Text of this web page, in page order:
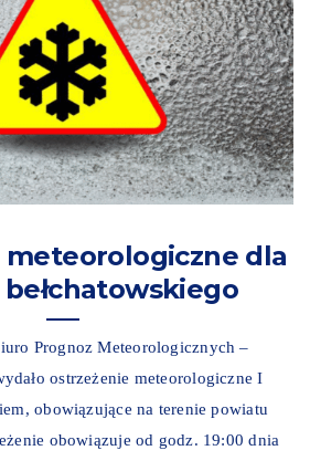
meteorologiczne dla
Prognoz Meteorologicznych –
ostrzeżenie meteorologiczne I
obowiązujące na terenie powiatu
obowiązuje od godz. 19:00 dnia